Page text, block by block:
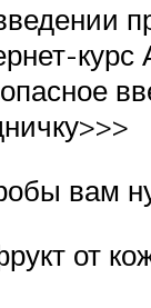
курс
вам
от